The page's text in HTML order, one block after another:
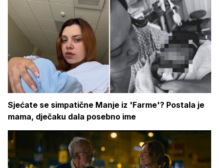
Sjećate se simpatične Manje iz 'Farme'? Postala je
mama, dječaku dala posebno ime